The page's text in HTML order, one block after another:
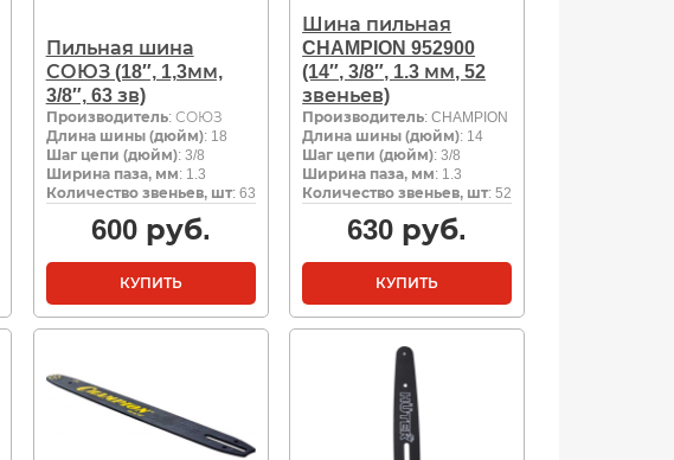
Пильная шина
СОЮЗ (18″, 1,3мм,
3/8″, 63 зв)
Производитель: СОЮЗ
Длина шины (дюйм): 18
Шаг цепи (дюйм): 3/8
Ширина паза, мм: 1.3
Количество звеньев, шт: 63
600руб.
КУПИТЬ
Шина пильная
CHAMPION 952900
(14″, 3/8″, 1.3 мм, 52
звеньев)
Производитель: CHAMPION
Длина шины (дюйм): 14
Шаг цепи (дюйм): 3/8
Ширина паза, мм: 1.3
Количество звеньев, шт: 52
630 руб.
КУПИТЬ